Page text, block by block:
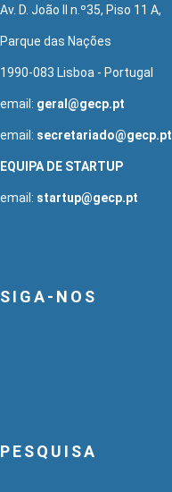
Av. D. João II n.º35, Piso 11 A,
Parque das Nações
1990-083 Lisboa - Portugal
email: geral@gecp.pt
email: secretariado@gecp.pt
EQUIPA DE STARTUP
email: startup@gecp.pt
SIGA-NOS
PESQUISA